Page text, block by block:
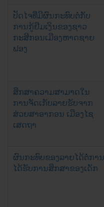
ປັດໄຈທີ່ມີຜົນກະທົບຕໍ່ກັບ
ການກູ້ຢືມເງິນຂອງຊາວ
ກະສິກອນເມືອງຫາດຊາຍ
ຟອງ
ສຶກສາຄວາມສາມາດໃນ
ການຈັດເກັບລາຍຮັບຈາກ
ສ່ວຍສາອາກອນ ເມືອງໄຊ
ເສດຖາ
ຜົນກະທົບຂອງລາຍໄດ້ຕໍ່ການ
ໄດ້ຮັບການສຶກສາຂອງເດັກ